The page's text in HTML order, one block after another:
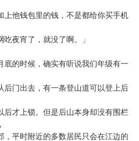
他钱包里的钱，不是都给你买手机
夜宵了，就没了啊。」
的时候，确实有听说我们年级有一
后门出去，有一条登山道可以登上后
后才上锁。但是后山本身却没有围栏
，平时附近的多数居民只会在江边的